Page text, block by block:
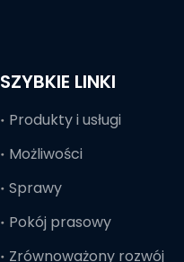
SZYBKIE LINKI
Produkty i usługi
Możliwości
Sprawy
Pokój prasowy
Zrównoważony rozwój